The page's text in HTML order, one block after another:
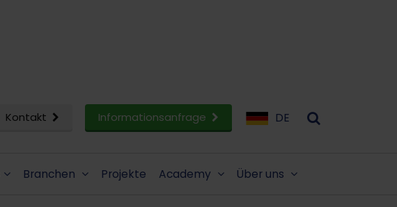
Kontakt Informationsanfrage DE
Branchen Projekte Academy Über uns